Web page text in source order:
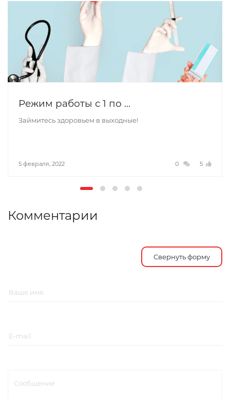
Режим работы с 1 по ...
Займитесь здоровьем в выходные!
5 февраля, 2022 0 5
Комментарии
Свернуть форму